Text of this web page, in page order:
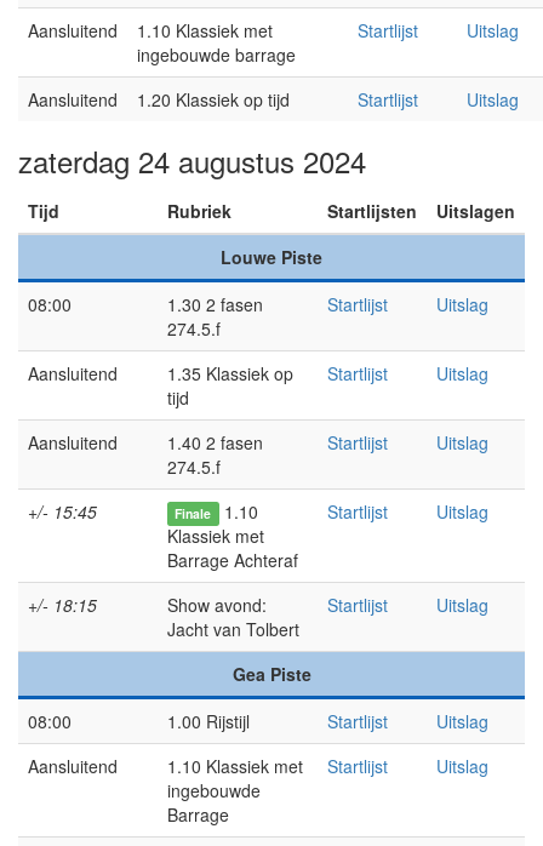
Aansluitend
1.10 Klassiek met
ingebouwde barrage
Startlijst Uitslag
Aansluitend 1.20 Klassiek op tijd Startlijst Uitslag
zaterdag 24 augustus 2024
Tijd Rubriek Startlijsten
Uitslagen
Louwe Piste
08:00
1.30 2 fasen
274.5.f
Startlijst Uitslag
Aansluitend
1.35 Klassiek op
tijd
Startlijst Uitslag
Aansluitend
1.40 2 fasen
274.5.f
Startlijst Uitslag
+/- 15:45 Finale 1.10
Klassiek met
Barrage Achteraf
Startlijst Uitslag
+/- 18:15
Show avond:
Jacht van Tolbert
Startlijst Uitslag
Gea Piste
08:00
1.00 Rijstijl Startlijst
Uitslag
Aansluitend
1.10 Klassiek met
ingebouwde
Barrage
Startlijst Uitslag